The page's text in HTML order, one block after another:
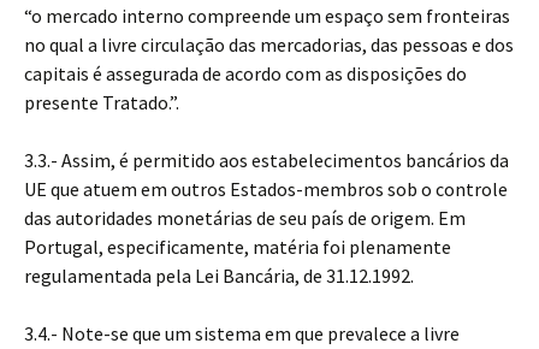
“o mercado interno compreende um espaço sem fronteiras
no qual a livre circulação das mercadorias, das pessoas e dos
capitais é assegurada de acordo com as disposições do
presente Tratado.”.
3.3.- Assim, é permitido aos estabelecimentos bancários da
UE que atuem em outros Estados-membros sob o controle
das autoridades monetárias de seu país de origem. Em
Portugal, especificamente, matéria foi plenamente
regulamentada pela Lei Bancária, de 31.12.1992.
3.4.- Note-se que um sistema em que prevalece a livre